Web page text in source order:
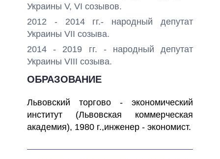
Украины V, VI созывов.
2012 - 2014 гг.- народный депутат
Украины VIІ созыва.
2014 - 2019 гг. - народный депутат
Украины VIII созыва.
ОБРАЗОВАНИЕ
Львовский торгово - экономический
институт (Львовская коммерческая
академия), 1980 г.,инженер - экономист.